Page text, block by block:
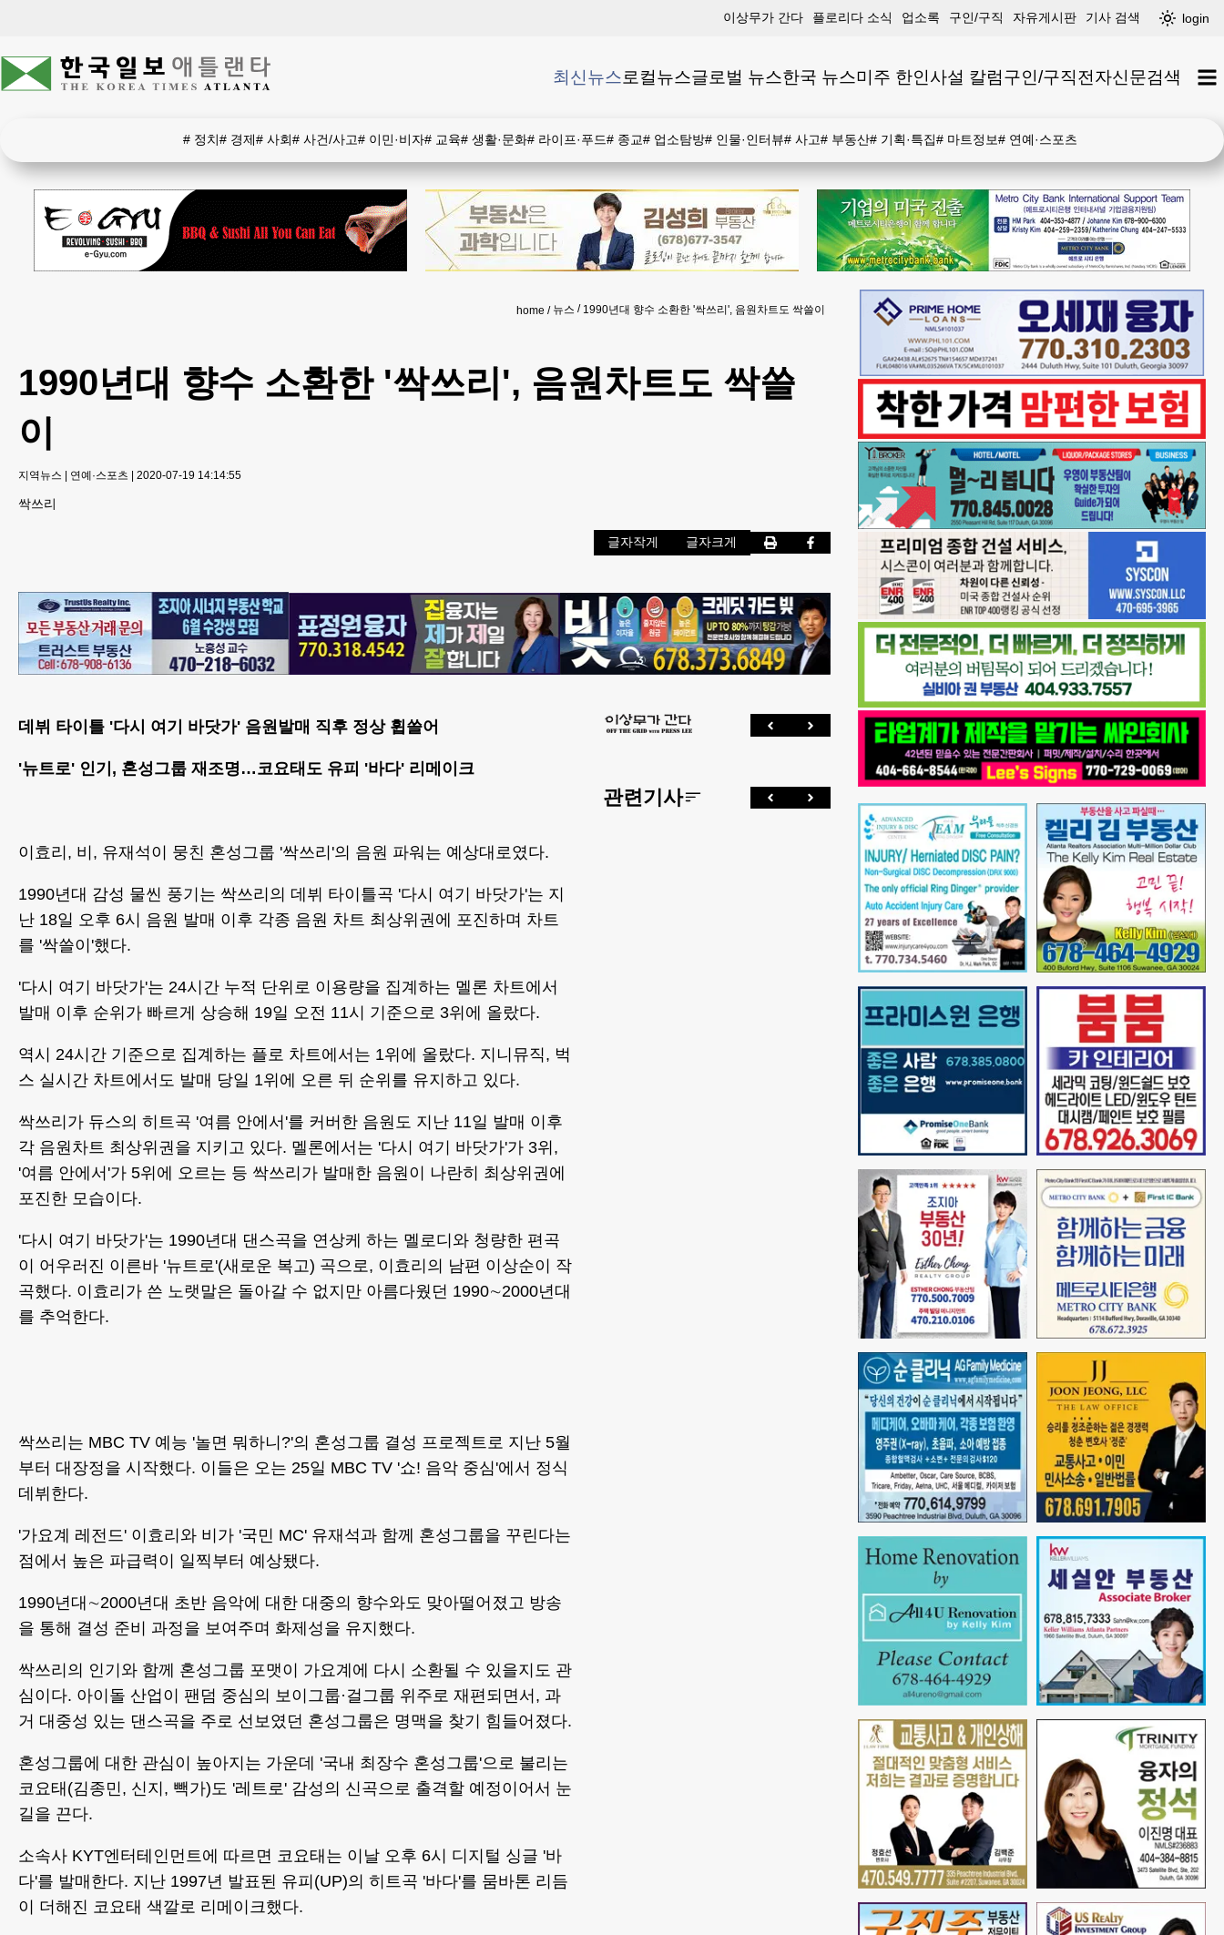
이상무가 간다 플로리다 소식 업소록 구인/구직 자유게시판 기사 검색 login
최신뉴스로컬뉴스글로벌 뉴스한국 뉴스미주 한인사설 칼럼구인/구직전자신문검색
# 정치# 경제# 사회# 사건/사고# 이민·비자# 교육# 생활·문화# 라이프·푸드# 종교# 업소탐방# 인물·인터뷰# 사고# 부동산# 기획·특집# 마트정보# 연예·스포츠
home 뉴스 1990년대 향수 소환한 '싹쓰리', 음원차트도 싹쓸이
1990년대 향수 소환한 '싹쓰리', 음원차트도 싹쓸
이
지역뉴스 | 연예·스포츠 | 2020-07-19 14:14:55
싹쓰리
글자작게 글자크게
데뷔 타이틀 '다시 여기 바닷가' 음원발매 직후 정상 휩쓸어
'뉴트로' 인기, 혼성그룹 재조명…코요태도 유피 '바다' 리메이크
이효리, 비, 유재석이 뭉친 혼성그룹 '싹쓰리'의 음원 파워는 예상대로였다.
1990년대 감성 물씬 풍기는 싹쓰리의 데뷔 타이틀곡 '다시 여기 바닷가'는 지
난 18일 오후 6시 음원 발매 이후 각종 음원 차트 최상위권에 포진하며 차트
를 '싹쓸이'했다.
'다시 여기 바닷가'는 24시간 누적 단위로 이용량을 집계하는 멜론 차트에서
발매 이후 순위가 빠르게 상승해 19일 오전 11시 기준으로 3위에 올랐다.
역시 24시간 기준으로 집계하는 플로 차트에서는 1위에 올랐다. 지니뮤직, 벅
스 실시간 차트에서도 발매 당일 1위에 오른 뒤 순위를 유지하고 있다.
싹쓰리가 듀스의 히트곡 '여름 안에서'를 커버한 음원도 지난 11일 발매 이후
각 음원차트 최상위권을 지키고 있다. 멜론에서는 '다시 여기 바닷가'가 3위,
'여름 안에서'가 5위에 오르는 등 싹쓰리가 발매한 음원이 나란히 최상위권에
포진한 모습이다.
'다시 여기 바닷가'는 1990년대 댄스곡을 연상케 하는 멜로디와 청량한 편곡
이 어우러진 이른바 '뉴트로'(새로운 복고) 곡으로, 이효리의 남편 이상순이 작
곡했다. 이효리가 쓴 노랫말은 돌아갈 수 없지만 아름다웠던 1990∼2000년대
를 추억한다.
싹쓰리는 MBC TV 예능 '놀면 뭐하니?'의 혼성그룹 결성 프로젝트로 지난 5월
부터 대장정을 시작했다. 이들은 오는 25일 MBC TV '쇼! 음악 중심'에서 정식
데뷔한다.
'가요계 레전드' 이효리와 비가 '국민 MC' 유재석과 함께 혼성그룹을 꾸린다는
점에서 높은 파급력이 일찍부터 예상됐다.
1990년대∼2000년대 초반 음악에 대한 대중의 향수와도 맞아떨어졌고 방송
을 통해 결성 준비 과정을 보여주며 화제성을 유지했다.
싹쓰리의 인기와 함께 혼성그룹 포맷이 가요계에 다시 소환될 수 있을지도 관
심이다. 아이돌 산업이 팬덤 중심의 보이그룹·걸그룹 위주로 재편되면서, 과
거 대중성 있는 댄스곡을 주로 선보였던 혼성그룹은 명맥을 찾기 힘들어졌다.
혼성그룹에 대한 관심이 높아지는 가운데 '국내 최장수 혼성그룹'으로 불리는
코요태(김종민, 신지, 빽가)도 '레트로' 감성의 신곡으로 출격할 예정이어서 눈
길을 끈다.
소속사 KYT엔터테인먼트에 따르면 코요태는 이날 오후 6시 디지털 싱글 '바
다'를 발매한다. 지난 1997년 발표된 유피(UP)의 히트곡 '바다'를 뭄바톤 리듬
이 더해진 코요태 색깔로 리메이크했다.
관련기사